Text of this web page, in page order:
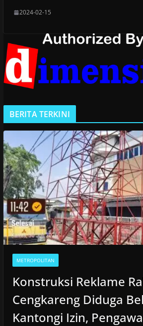
2024-02-15
BERITA TERKINI
METROPOLITAN
Konstruksi Reklame
Cengkareng Diduga
Kantongi Izin,